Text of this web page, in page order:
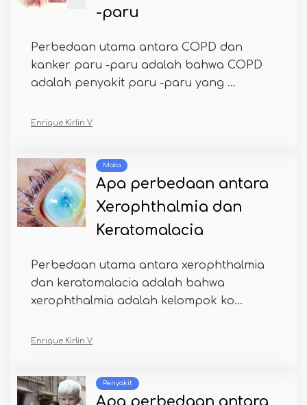
-paru
Perbedaan utama antara COPD dan
kanker paru -paru adalah bahwa COPD
adalah penyakit paru -paru yang ...
Enrique Kirlin V
Mata
Apa perbedaan antara
Xerophthalmia dan
Keratomalacia
Perbedaan utama antara xerophthalmia
dan keratomalacia adalah bahwa
xerophthalmia adalah kelompok ko...
Enrique Kirlin V
Penyakit